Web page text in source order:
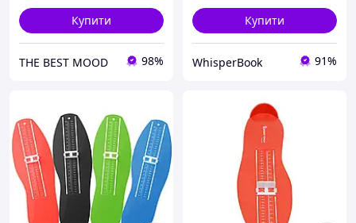
Купити
THE BEST MOOD 98%
Купити
WhisperBook 91%